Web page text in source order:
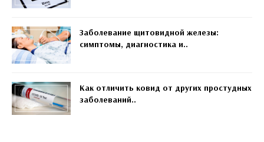
Заболевание щитовидной железы:
симптомы, диагностика и..
Как отличить ковид от других простудных
заболеваний..